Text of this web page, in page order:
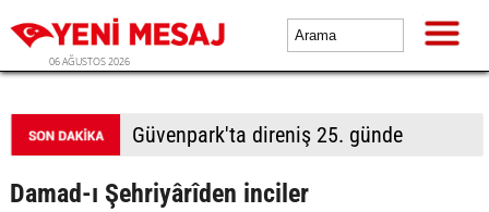
06 AĞUSTOS 2026
Güvenpark'ta direniş 25. günde
Damad-ı Şehriyârîden inciler